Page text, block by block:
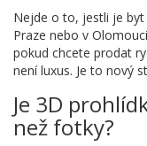
Nejde o to, jestli je
Praze nebo v
pokud chcete prodat
není luxus. Je to nový
Je 3D
než fotky?